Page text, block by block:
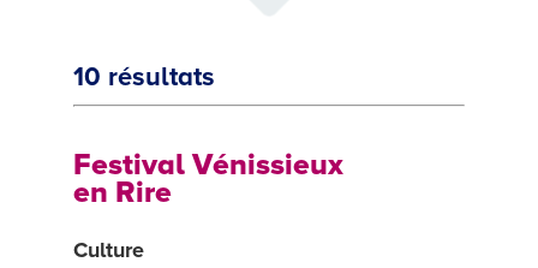
10 résultats
Festival Vénissieux
en Rire
Culture